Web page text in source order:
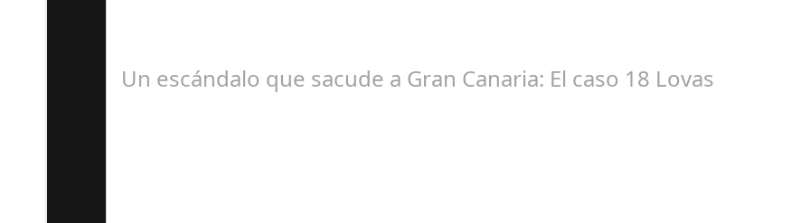
Un escándalo que sacude a Gran Canaria: El caso 18 Lovas